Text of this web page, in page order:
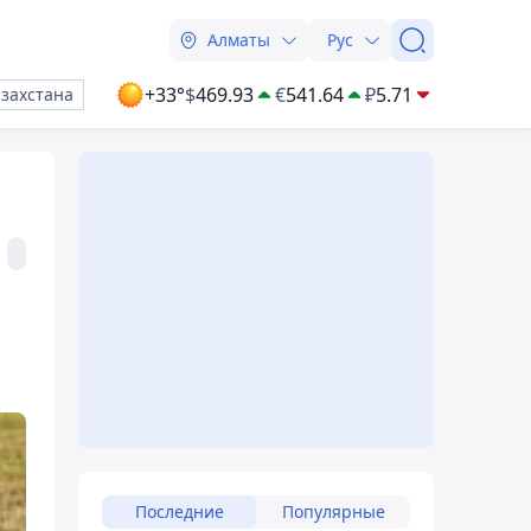
Алматы Рус
+33°$469.93 €541.64 ₽5.71
Последние Популярные